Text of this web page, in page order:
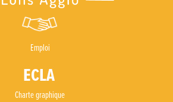
BFC de Para VTT Adapté
Emploi
Charte graphique